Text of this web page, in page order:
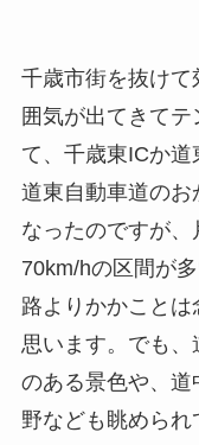
千歳市街を抜け
囲気が出てきて
て、千歳東ICか
道東自動車道のお
なったのですが
70km/hの区間が
路よりかかことは
思います。でも
のある景色や、
野なども眺めら